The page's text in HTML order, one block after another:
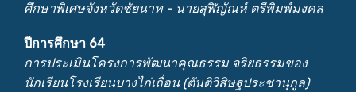
ศึกษาพิเศษจังหวัดชัยนาท - นายสุฬิญัณห์ ตรีพิมพ์มงคล
ปีการศึกษา 64
การประเมินโครงการพัฒนาคุณธรรม จริยธรรมของ
นักเรียนโรงเรียนบางไก่เถื่อน (ตันติวิสิษฐประชานุกูล)